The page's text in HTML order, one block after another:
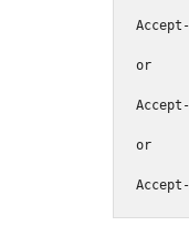
Accept -
or
Accept -
or
Accept -